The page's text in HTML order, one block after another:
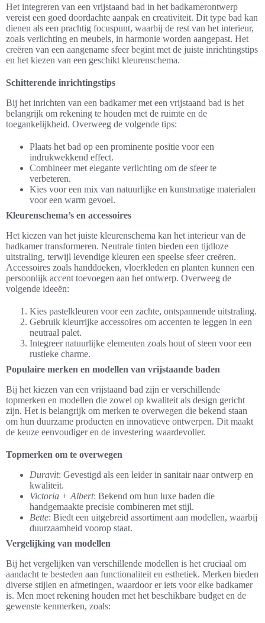
Het integreren van een vrijstaand bad in het badkamerontwerp
vereist een goed doordachte aanpak en creativiteit. Dit type bad kan
dienen als een prachtig focuspunt, waarbij de rest van het interieur,
zoals verlichting en meubels, in harmonie worden aangepast. Het
creëren van een aangename sfeer begint met de juiste inrichtingstips
en het kiezen van een geschikt kleurenschema.
Schitterende inrichtingstips
Bij het inrichten van een badkamer met een vrijstaand bad is het
belangrijk om rekening te houden met de ruimte en de
toegankelijkheid. Overweeg de volgende tips:
Plaats het bad op een prominente positie voor een
indrukwekkend effect.
Combineer met elegante verlichting om de sfeer te
verbeteren.
Kies voor een mix van natuurlijke en kunstmatige materialen
voor een warm gevoel.
Kleurenschema’s en accessoires
Het kiezen van het juiste kleurenschema kan het interieur van de
badkamer transformeren. Neutrale tinten bieden een tijdloze
uitstraling, terwijl levendige kleuren een speelse sfeer creëren.
Accessoires zoals handdoeken, vloerkleden en planten kunnen een
persoonlijk accent toevoegen aan het ontwerp. Overweeg de
volgende ideeën:
Kies pastelkleuren voor een zachte, ontspannende uitstraling.
Gebruik kleurrijke accessoires om accenten te leggen in een
neutraal palet.
Integreer natuurlijke elementen zoals hout of steen voor een
rustieke charme.
Populaire merken en modellen van vrijstaande baden
Bij het kiezen van een vrijstaand bad zijn er verschillende
topmerken en modellen die zowel op kwaliteit als design gericht
zijn. Het is belangrijk om merken te overwegen die bekend staan
om hun duurzame producten en innovatieve ontwerpen. Dit maakt
de keuze eenvoudiger en de investering waardevoller.
Topmerken om te overwegen
Duravit: Gevestigd als een leider in sanitair naar ontwerp en
kwaliteit.
Victoria + Albert: Bekend om hun luxe baden die
handgemaakte precisie combineren met stijl.
Bette: Biedt een uitgebreid assortiment aan modellen, waarbij
duurzaamheid voorop staat.
Vergelijking van modellen
Bij het vergelijken van verschillende modellen is het cruciaal om
aandacht te besteden aan functionaliteit en esthetiek. Merken bieden
diverse stijlen en afmetingen, waardoor er iets voor elke badkamer
is. Men moet rekening houden met het beschikbare budget en de
gewenste kenmerken, zoals: